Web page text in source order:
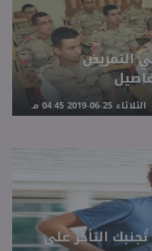
التمريض
الثلاثاء 25-06-2019 04:45 مـ
5 نصائح تُجنبك التأخر على